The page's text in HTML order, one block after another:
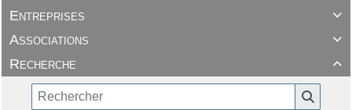

Entreprises

Associations

Recherche